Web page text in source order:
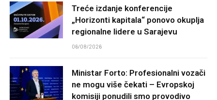
Treće izdanje konferencije
„Horizonti kapitala“ ponovo okuplja
regionalne lidere u Sarajevu
06/08/2026
Ministar Forto: Profesionalni vozači
ne mogu više čekati – Evropskoj
komisiji ponudili smo provodivo